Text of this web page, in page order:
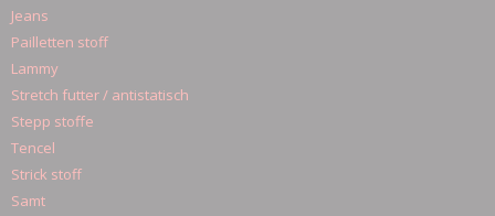
Jeans
Pailletten stoff
Lammy
Stretch futter / antistatisch
Stepp stoffe
Tencel
Strick stoff
Samt